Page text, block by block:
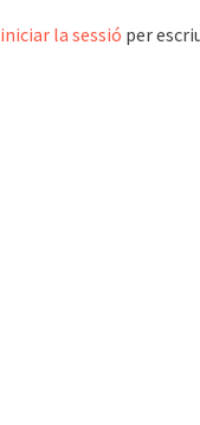
iniciar la sessió per